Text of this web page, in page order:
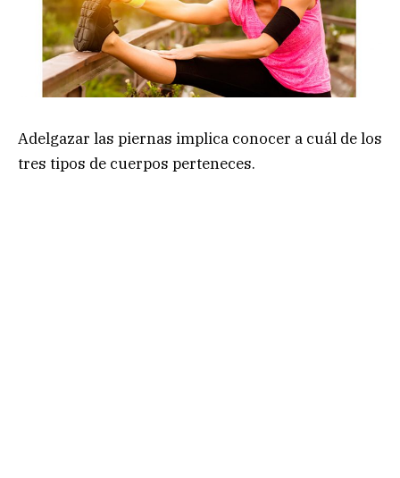
Adelgazar las piernas implica conocer a cuál de los
tres tipos de cuerpos perteneces.